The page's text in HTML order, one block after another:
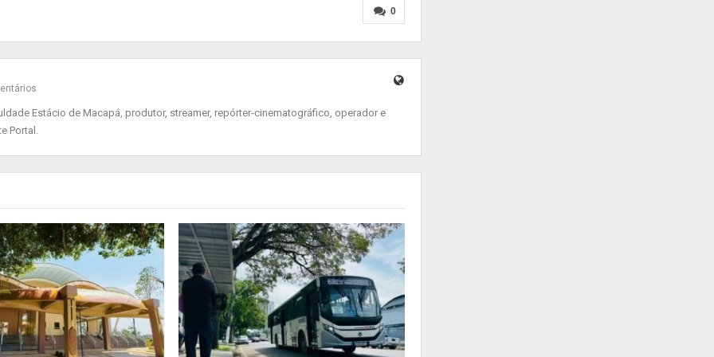
0
Estácio de Macapá, produtor, streamer, repórter-cinematográfico, operador e
Portal.